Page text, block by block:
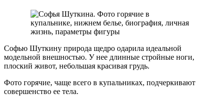
Софью Шуткину природа щедро одарила идеальной
модельной внешностью. У нее длинные стройные ноги,
плоский живот, небольшая красивая грудь.
Фото горячие, чаще всего в купальниках, подчеркивают
совершенство ее тела.